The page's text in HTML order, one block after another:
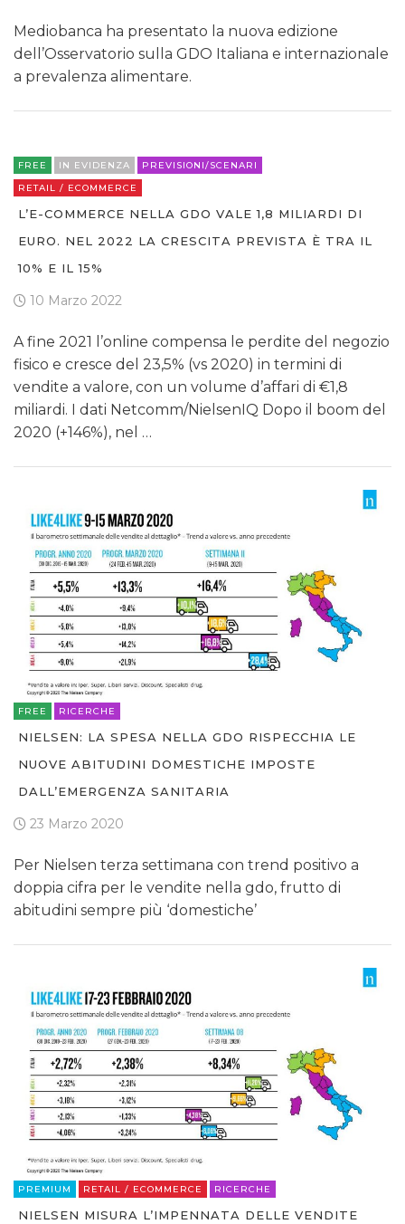
Mediobanca ha presentato la nuova edizione
dell’Osservatorio sulla GDO Italiana e internazionale
a prevalenza alimentare.
FREE IN EVIDENZA
PREVISIONI/SCENARI
RETAIL / ECOMMERCE
L’E-COMMERCE NELLA GDO VALE 1,8 MILIARDI DI
EURO. NEL 2022 LA CRESCITA PREVISTA È TRA IL
10% E IL 15%
10 Marzo 2022
A fine 2021 l’online compensa le perdite del negozio
fisico e cresce del 23,5% (vs 2020) in termini di
vendite a valore, con un volume d’affari di €1,8
miliardi. I dati Netcomm/NielsenIQ Dopo il boom del
2020 (+146%), nel …
FREE RICERCHE
NIELSEN: LA SPESA NELLA GDO RISPECCHIA LE
NUOVE ABITUDINI DOMESTICHE IMPOSTE
DALL’EMERGENZA SANITARIA
23 Marzo 2020
Per Nielsen terza settimana con trend positivo a
doppia cifra per le vendite nella gdo, frutto di
abitudini sempre più ‘domestiche’
PREMIUM RETAIL / ECOMMERCE RICERCHE
NIELSEN MISURA L’IMPENNATA DELLE VENDITE